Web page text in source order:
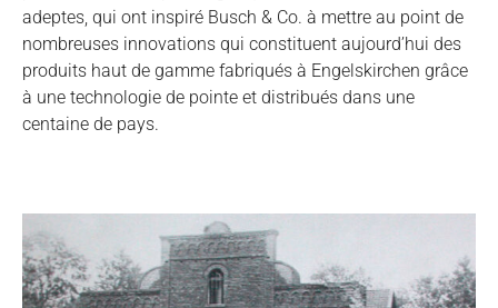
adeptes, qui ont inspiré Busch & Co. à mettre au point de
nombreuses innovations qui constituent aujourd’hui des
produits haut de gamme fabriqués à Engelskirchen grâce
à une technologie de pointe et distribués dans une
centaine de pays.